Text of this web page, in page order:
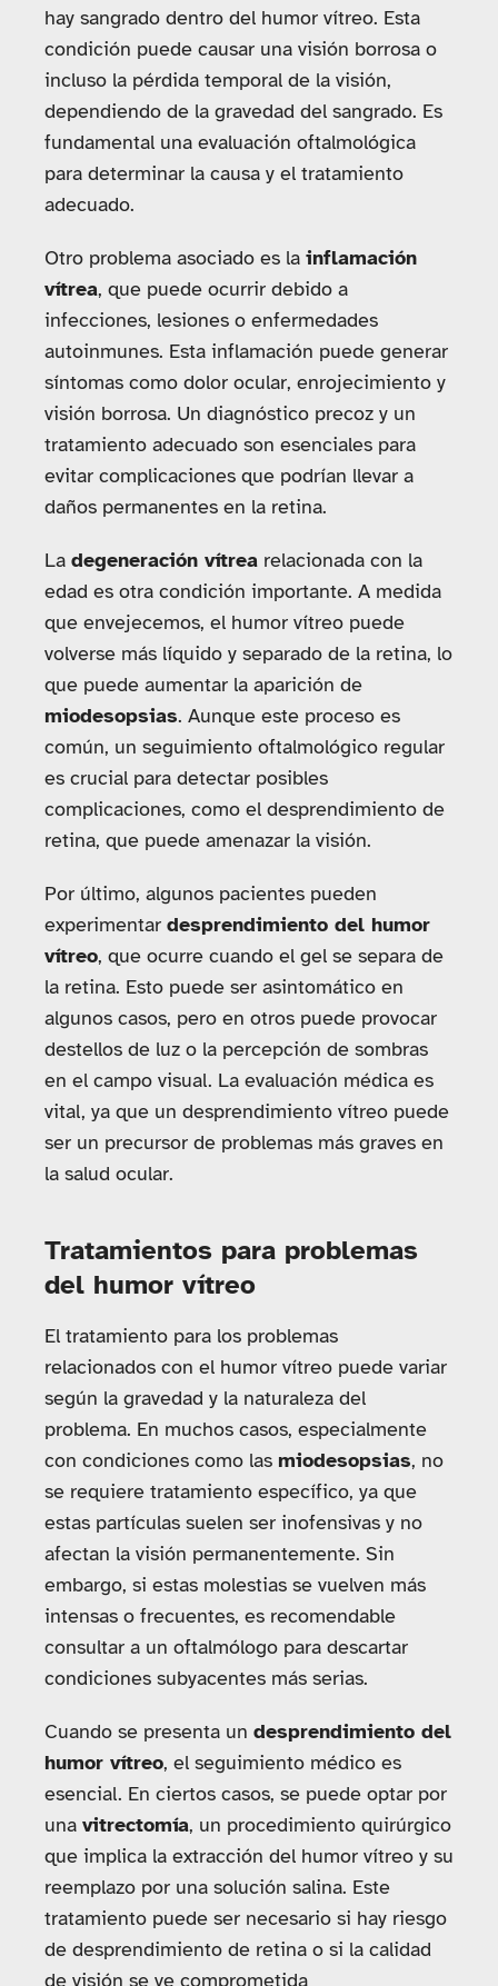
hay sangrado dentro del humor vítreo. Esta
condición puede causar una visión borrosa o
incluso la pérdida temporal de la visión,
dependiendo de la gravedad del sangrado. Es
fundamental una evaluación oftalmológica
para determinar la causa y el tratamiento
adecuado.
Otro problema asociado es la inflamación
vítrea, que puede ocurrir debido a
infecciones, lesiones o enfermedades
autoinmunes. Esta inflamación puede generar
síntomas como dolor ocular, enrojecimiento y
visión borrosa. Un diagnóstico precoz y un
tratamiento adecuado son esenciales para
evitar complicaciones que podrían llevar a
daños permanentes en la retina.
La degeneración vítrea relacionada con la
edad es otra condición importante. A medida
que envejecemos, el humor vítreo puede
volverse más líquido y separado de la retina, lo
que puede aumentar la aparición de
miodesopsias. Aunque este proceso es
común, un seguimiento oftalmológico regular
es crucial para detectar posibles
complicaciones, como el desprendimiento de
retina, que puede amenazar la visión.
Por último, algunos pacientes pueden
experimentar desprendimiento del humor
vítreo, que ocurre cuando el gel se separa de
la retina. Esto puede ser asintomático en
algunos casos, pero en otros puede provocar
destellos de luz o la percepción de sombras
en el campo visual. La evaluación médica es
vital, ya que un desprendimiento vítreo puede
ser un precursor de problemas más graves en
la salud ocular.
Tratamientos para problemas
del humor vítreo
El tratamiento para los problemas
relacionados con el humor vítreo puede variar
según la gravedad y la naturaleza del
problema. En muchos casos, especialmente
con condiciones como las miodesopsias, no
se requiere tratamiento específico, ya que
estas partículas suelen ser inofensivas y no
afectan la visión permanentemente. Sin
embargo, si estas molestias se vuelven más
intensas o frecuentes, es recomendable
consultar a un oftalmólogo para descartar
condiciones subyacentes más serias.
Cuando se presenta un desprendimiento del
humor vítreo, el seguimiento médico es
esencial. En ciertos casos, se puede optar por
una vitrectomía, un procedimiento quirúrgico
que implica la extracción del humor vítreo y su
reemplazo por una solución salina. Este
tratamiento puede ser necesario si hay riesgo
de desprendimiento de retina o si la calidad
de visión se ve comprometida